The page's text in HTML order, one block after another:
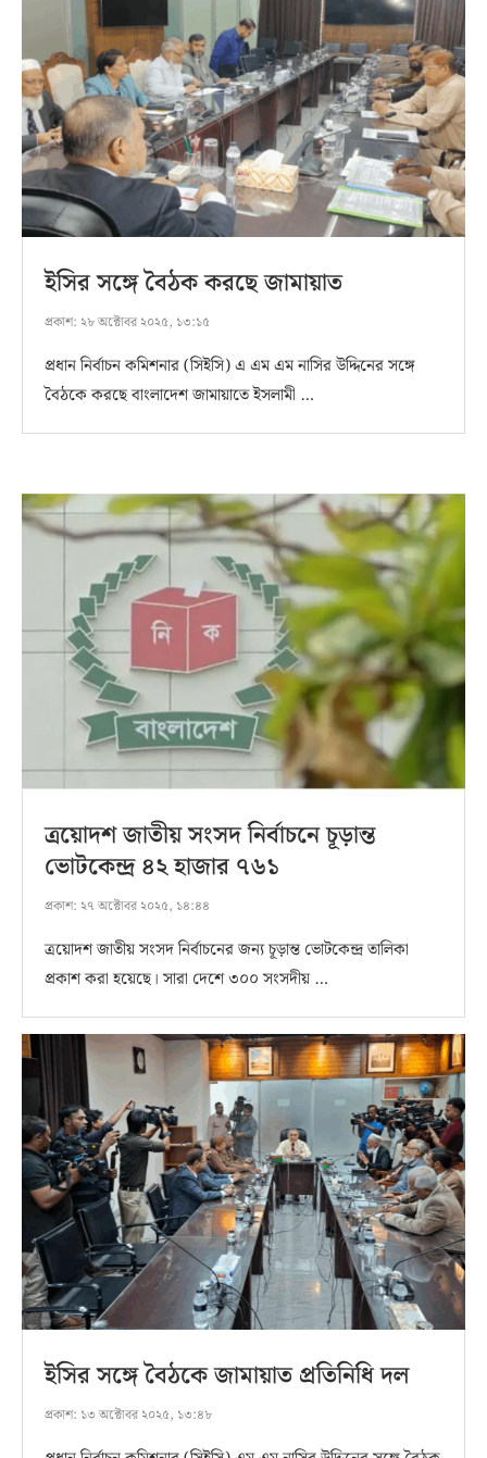
ইসির সঙ্গে বৈঠক করছে জামায়াত
প্রকাশ: ২৮ অক্টোবর ২০২৫, ১৩:১৫
প্রধান নির্বাচন কমিশনার (সিইসি) এ এম এম নাসির উদ্দিনের সঙ্গে
বৈঠকে করছে বাংলাদেশ জামায়াতে ইসলামী …
ত্রয়োদশ জাতীয় সংসদ নির্বাচনে চূড়ান্ত
ভোটকেন্দ্র ৪২ হাজার ৭৬১
প্রকাশ: ২৭ অক্টোবর ২০২৫, ১৪:৪৪
ত্রয়োদশ জাতীয় সংসদ নির্বাচনের জন্য চূড়ান্ত ভোটকেন্দ্র তালিকা
প্রকাশ করা হয়েছে। সারা দেশে ৩০০ সংসদীয় …
ইসির সঙ্গে বৈঠকে জামায়াত প্রতিনিধি দল
প্রকাশ: ১৩ অক্টোবর ২০২৫, ১৩:৪৮